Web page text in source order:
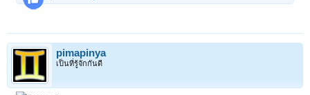
pimapinya
เป็นที่รู้จักกันดี